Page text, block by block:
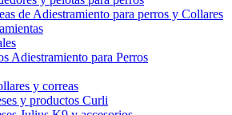
de Adiestramiento para perros y Collares
Adiestramiento para Perros
y correas
y productos Curli